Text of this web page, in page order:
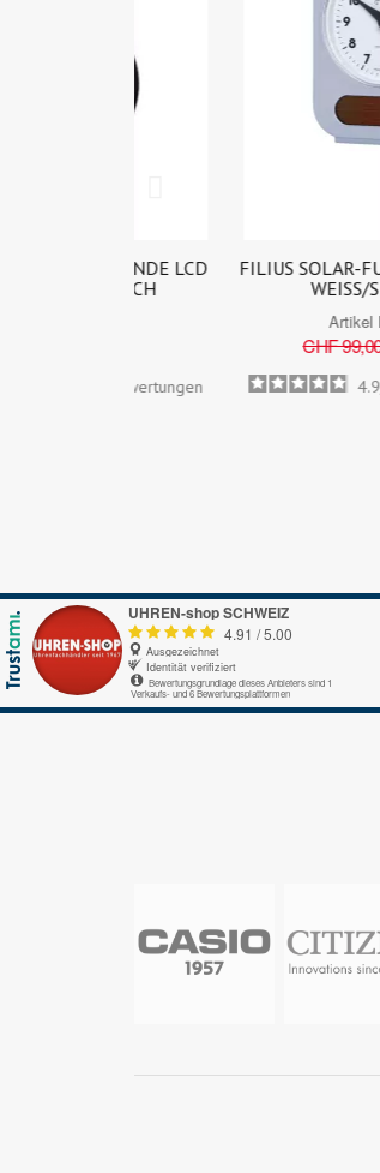
FILIUS SOLAR-
WEISS/
0543-19
CHF
4.9 /5 - 24
UHREN-shop SCHWEIZ
4.91 /5.00
Ausgezeichnet
Identität verifiziert
Bewertungsgrundlage dieses Anbieters sind 1
Verkaufs- und 6 Bewertungsplattformen